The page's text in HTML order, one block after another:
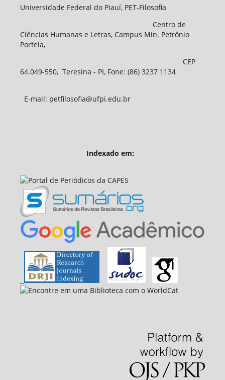
Universidade Federal do Piauí, PET-Filosofia
Centro de
Ciências Humanas e Letras, Campus Min. Petrônio
Portela,
CEP
64.049-550, Teresina - PI, Fone: (86) 3237 1134
E-mail: petfilosofia@ufpi.edu.br
Indexado em: